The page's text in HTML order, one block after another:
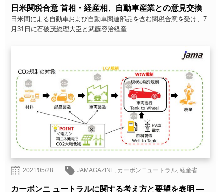
日米関税合意 首相・経産相、自動車産業との意見交換
日米間による自動車および自動車関連部品を含む関税合意を受け、7
月31日に石破茂総理大臣と武藤容治経産……
2021/05/28 JAMAGAZINE, カーボンニュートラル,経産省
カーボンニ ュートラルに関する考え方と要望を表明 ―